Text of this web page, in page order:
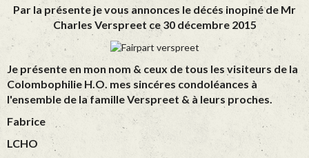
Par la présente je vous annonces le décés inopiné de Mr
Charles Verspreet ce 30 décembre 2015
Je présente en mon nom & ceux de tous les visiteurs de la
Colombophilie H.O. mes sincéres condoléances à
l'ensemble de la famille Verspreet & à leurs proches.
Fabrice
LCHO